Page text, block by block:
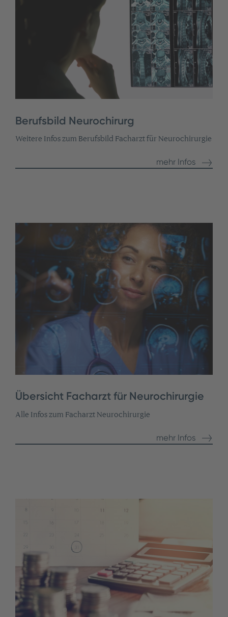
Berufsbild Neurochirurg
Weitere Infos zum Berufsbild Facharzt für Neurochirurgie
mehr Infos
Übersicht Facharzt für Neurochirurgie
Alle Infos zum Facharzt Neurochirurgie
mehr Infos